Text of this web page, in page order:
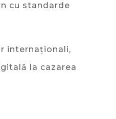
cu standarde
internaționali,
la cazarea